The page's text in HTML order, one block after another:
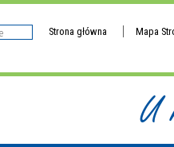
Strona główna Mapa
U